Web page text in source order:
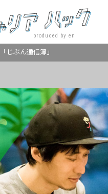
produced by en
じぶん通信簿」